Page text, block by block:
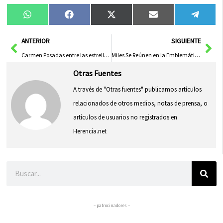
Compartir
en
WhatsAppCompartir
en
FacebookCompartir
en
X
(Twitter)
Compartir
en
Email
en
AntANTERIOR
Carmen Posadas entre las estrellas literarias que brillarán en Cuenca con Las Casas Ahorcadas
SIGUIENTE
Miles Se Reúnen en la Emblemática Ofrenda de Flores de la Feria de Albacete
Otras Fuentes
A través de "Otras fuentes" publicamos artículos
relacionados de otros medios, notas de prensa, o
artículos de usuarios no registrados en
Herencia.net
– patrocinadores –